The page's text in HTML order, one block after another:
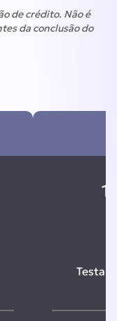
de crédito. Não é
da conclusão do
Testar